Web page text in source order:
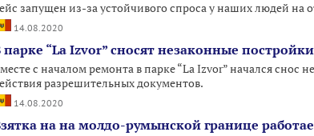
запущен из-за устойчивого спроса у наших людей на
14.08.2020
парке “La Izvor” сносят незаконные постройки
с началом ремонта в парке “La Izvor” начался снос
разрешительных документов.
14.08.2020
на на молдо-румынской границе